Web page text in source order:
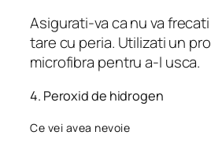
Asigurati-va ca nu va
tare cu peria. Utilizati un
microfibra pentru a-l usca.
4. Peroxid de hidrogen
Ce vei avea nevoie